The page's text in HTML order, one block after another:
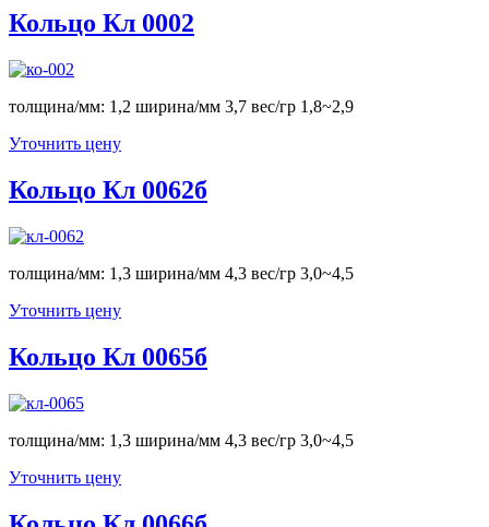
Кольцо Кл 0002
толщина/мм: 1,2 ширина/мм 3,7 вес/гр 1,8~2,9
Уточнить цену
Кольцо Кл 0062б
толщина/мм: 1,3 ширина/мм 4,3 вес/гр 3,0~4,5
Уточнить цену
Кольцо Кл 0065б
толщина/мм: 1,3 ширина/мм 4,3 вес/гр 3,0~4,5
Уточнить цену